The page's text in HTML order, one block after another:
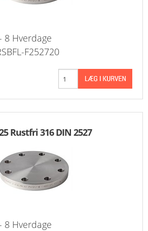
8 Hverdage
F252720
Rustfri 316 DIN 2527
8 Hverdage